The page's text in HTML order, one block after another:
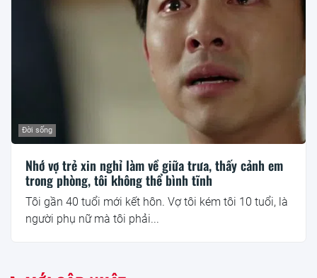
Đời sống
Nhớ vợ trẻ xin nghỉ làm về giữa trưa, thấy cảnh em
trong phòng, tôi không thể bình tĩnh
Tôi gần 40 tuổi mới kết hôn. Vợ tôi kém tôi 10 tuổi, là
người phụ nữ mà tôi phải...